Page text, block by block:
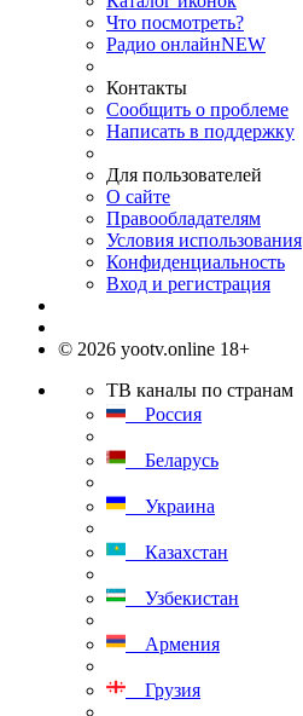
Что посмотреть?
Радио онлайнNEW
Контакты
Сообщить о проблеме
Написать в поддержку
Для пользователей
О сайте
Правообладателям
Условия использования
Конфиденциальность
Вход и регистрация
© 2026 yootv.online 18+
ТВ каналы по странам
Россия
Беларусь
Украина
Казахстан
Узбекистан
Армения
Грузия